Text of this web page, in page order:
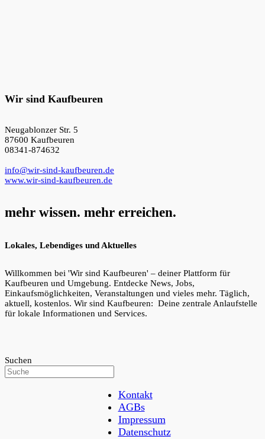
Wir sind Kaufbeuren
Neugablonzer Str. 5
87600 Kaufbeuren
08341-874632
info@wir-sind-kaufbeuren.de
www.wir-sind-kaufbeuren.de
mehr wissen. mehr erreichen.
Lokales, Lebendiges und Aktuelles
Willkommen bei 'Wir sind Kaufbeuren' – deiner Plattform für
Kaufbeuren und Umgebung. Entdecke News, Jobs,
Einkaufsmöglichkeiten, Veranstaltungen und vieles mehr. Täglich,
aktuell, kostenlos. Wir sind Kaufbeuren: Deine zentrale Anlaufstelle
für lokale Informationen und Services.
Suchen
Kontakt
AGBs
Impressum
Datenschutz